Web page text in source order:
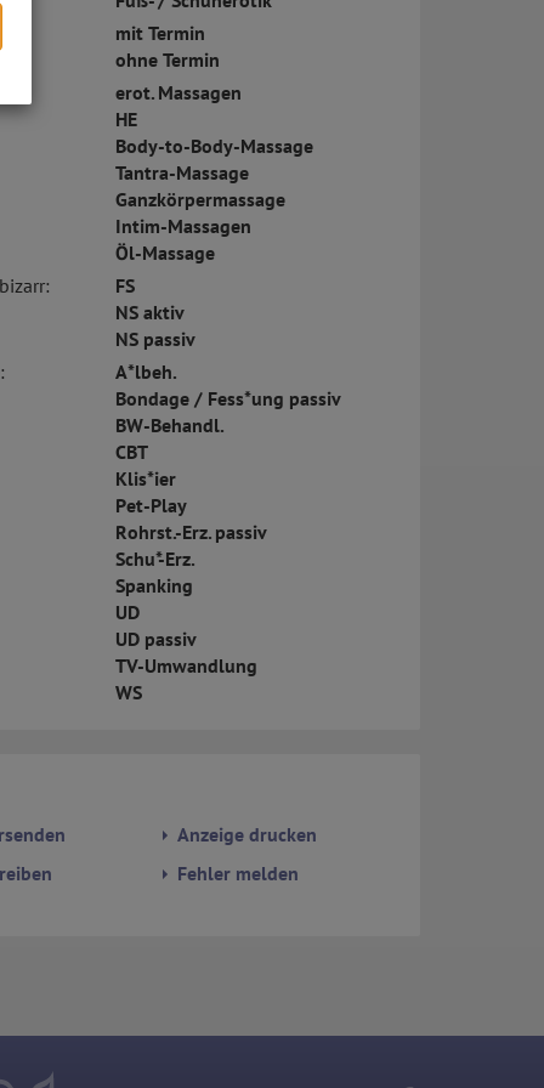
mit Termin
ohne Termin
erot. Massagen
HE
Body-to-Body-Massage
Tantra-Massage
Ganzkörpermassage
Intim-Massagen
Öl-Massage
FS
NS aktiv
NS passiv
A*lbeh.
Bondage / Fess*ung passiv
BW-Behandl.
CBT
Klis*ier
Pet-Play
Rohrst.-Erz. passiv
Schu*-Erz.
Spanking
UD
UD passiv
TV-Umwandlung
WS
Anzeige drucken
Fehler melden